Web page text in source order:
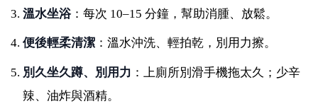
溫水坐浴：每次 10–15 分鐘，幫助消腫、放鬆。
便後輕柔清潔 ：溫水沖洗、輕拍乾，別用力擦。
別久坐久蹲、別用力 ：上廁所別滑手機拖太久；少辛
辣、油炸與酒精。